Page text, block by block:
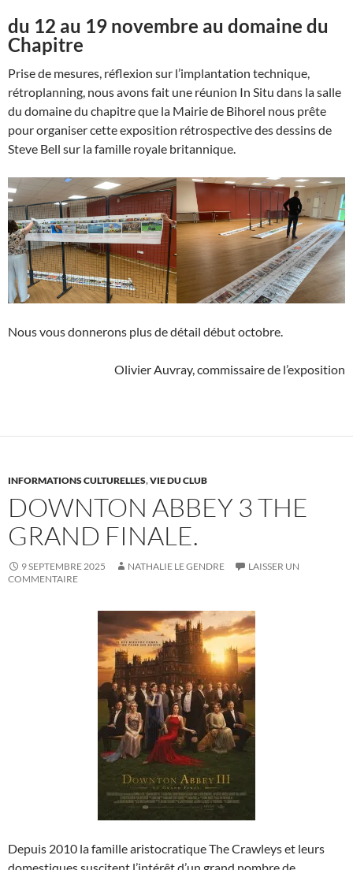
du 12 au 19 novembre au domaine du
Chapitre
Prise de mesures, réflexion sur l’implantation technique,
rétroplanning, nous avons fait une réunion In Situ dans la salle
du domaine du chapitre que la Mairie de Bihorel nous prête
pour organiser cette exposition rétrospective des dessins de
Steve Bell sur la famille royale britannique.
Nous vous donnerons plus de détail début octobre.
Olivier Auvray, commissaire de l’exposition
INFORMATIONS CULTURELLES,VIE DU CLUB
DOWNTON ABBEY 3 THE
GRAND FINALE.
9 SEPTEMBRE 2025 NATHALIE LE GENDRE
LAISSER UN
COMMENTAIRE
Depuis 2010 la famille aristocratique The Crawleys et leurs